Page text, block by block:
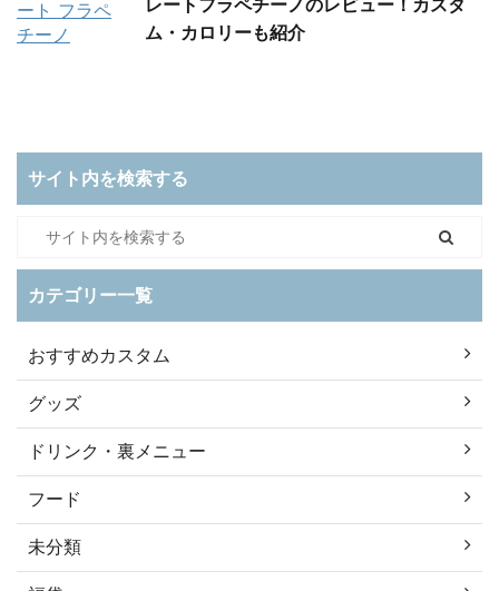
ム・カロリーも紹介
サイト内を検索する
カテゴリー一覧
おすすめカスタム
グッズ
ドリンク・裏メニュー
フード
未分類